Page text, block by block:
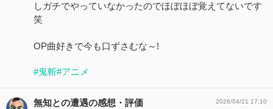
しガチでやっていなかったのでほぼほぼ覚えてないです
笑
OP曲好きで今も口ずさむな～!
#鬼斬#アニメ
無知との遭遇の感想・評価 2026/04/21 17:10